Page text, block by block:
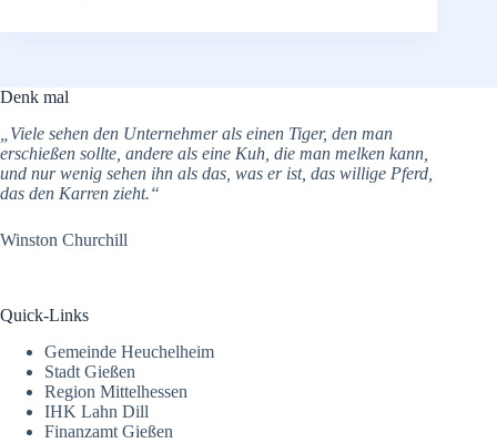
Denk mal
„Viele sehen den Unternehmer als einen Tiger, den man
erschießen sollte, andere als eine Kuh, die man melken kann,
und nur wenig sehen ihn als das, was er ist, das willige Pferd,
das den Karren zieht.“
Winston Churchill
Quick-Links
Gemeinde Heuchelheim
Stadt Gießen
Region Mittelhessen
IHK Lahn Dill
Finanzamt Gießen